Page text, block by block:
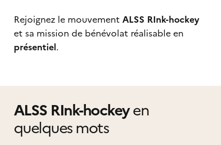
Rejoignez le mouvement ALSS RInk-hockey
et sa mission de bénévolat réalisable en
présentiel.
ALSS RInk-hockeyen
quelques mots